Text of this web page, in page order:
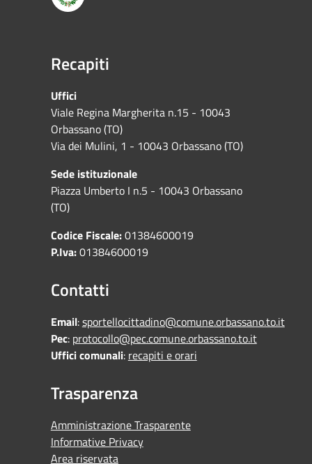
Recapiti
Uffici
Viale Regina Margherita n.15 - 10043
Orbassano (TO)
Via dei Mulini, 1 - 10043 Orbassano (TO)
Sede istituzionale
Piazza Umberto I n.5 - 10043 Orbassano
(TO)
Codice Fiscale:01384600019
P.Iva:01384600019
Contatti
Email:sportellocittadino@comune.orbassano.to.it
Pec: protocollo@pec.comune.orbassano.to.it
Uffici comunali: recapiti e orari
Trasparenza
Amministrazione Trasparente
Informative Privacy
Area riservata